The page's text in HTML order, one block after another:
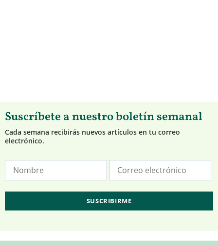
Suscríbete a nuestro boletín semanal
Cada semana recibirás nuevos artículos en tu correo
electrónico.